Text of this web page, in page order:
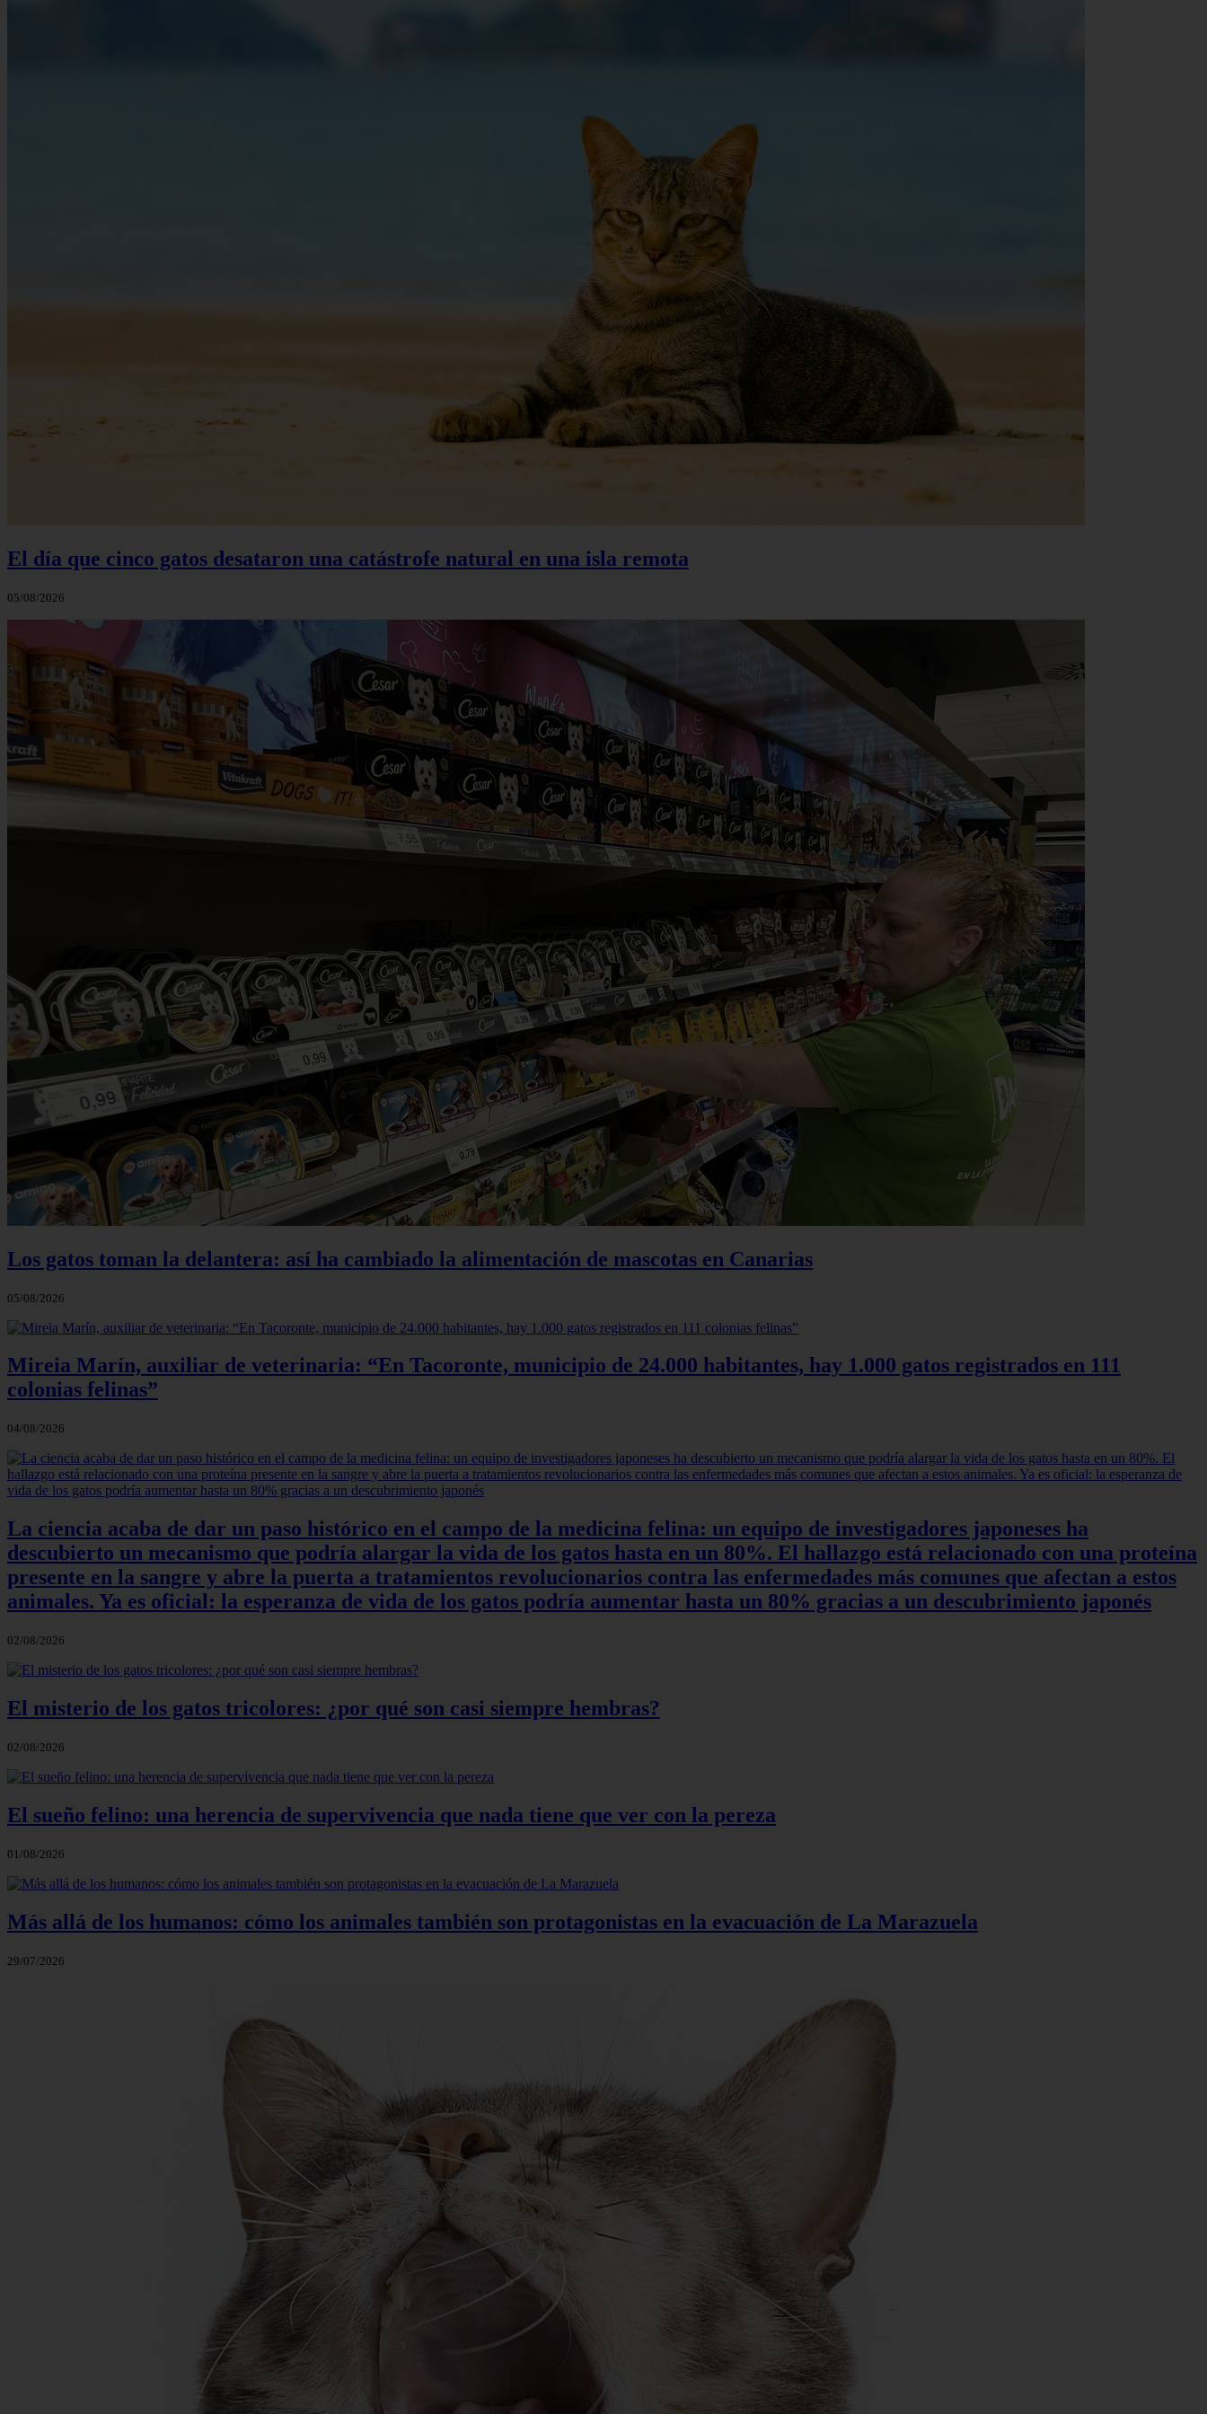
El día que cinco gatos desataron una catástrofe natural en una isla remota
05/08/2026
Los gatos toman la delantera: así ha cambiado la alimentación de mascotas en Canarias
05/08/2026
Mireia Marín, auxiliar de veterinaria: “En Tacoronte, municipio de 24.000 habitantes, hay 1.000 gatos registrados en 111
colonias felinas”
04/08/2026
La ciencia acaba de dar un paso histórico en el campo de la medicina felina: un equipo de investigadores japoneses ha
descubierto un mecanismo que podría alargar la vida de los gatos hasta en un 80%. El hallazgo está relacionado con una proteína
presente en la sangre y abre la puerta a tratamientos revolucionarios contra las enfermedades más comunes que afectan a estos
animales. Ya es oficial: la esperanza de vida de los gatos podría aumentar hasta un 80% gracias a un descubrimiento japonés
02/08/2026
El misterio de los gatos tricolores: ¿por qué son casi siempre hembras?
02/08/2026
El sueño felino: una herencia de supervivencia que nada tiene que ver con la pereza
01/08/2026
Más allá de los humanos: cómo los animales también son protagonistas en la evacuación de La Marazuela
29/07/2026